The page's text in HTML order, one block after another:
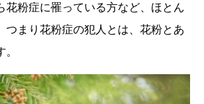
花粉症に罹っている方など、ほとん
つまり花粉症の犯人とは、花粉とあ